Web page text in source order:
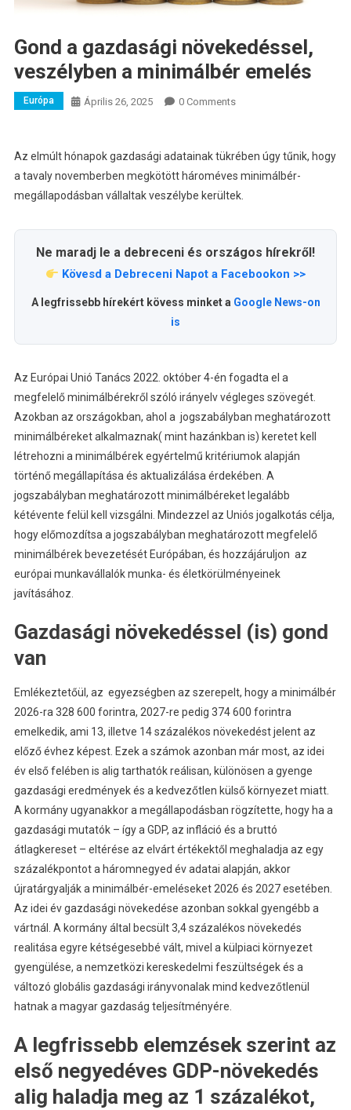
Gond a gazdasági növekedéssel,
veszélyben a minimálbér emelés
Európa Április 26, 2025 0 Comments
Az elmúlt hónapok gazdasági adatainak tükrében úgy tűnik, hogy
a tavaly novemberben megkötött hároméves minimálbér-
megállapodásban vállaltak veszélybe kerültek.
Ne maradj le a debreceni és országos hírekről!
Kövesd a Debreceni Napot a Facebookon >>
A legfrissebb hírekért kövess minket a Google News-on
is
Az Európai Unió Tanács 2022. október 4-én fogadta el a
megfelelő minimálbérekről szóló irányelv végleges szövegét.
Azokban az országokban, ahol a jogszabályban meghatározott
minimálbéreket alkalmaznak( mint hazánkban is) keretet kell
létrehozni a minimálbérek egyértelmű kritériumok alapján
történő megállapítása és aktualizálása érdekében. A
jogszabályban meghatározott minimálbéreket legalább
kétévente felül kell vizsgálni. Mindezzel az Uniós jogalkotás célja,
hogy előmozdítsa a jogszabályban meghatározott megfelelő
minimálbérek bevezetését Európában, és hozzájáruljon az
európai munkavállalók munka- és életkörülményeinek
javításához.
Gazdasági növekedéssel (is) gond
van
Emlékeztetőül, az egyezségben az szerepelt, hogy a minimálbér
2026-ra 328 600 forintra, 2027-re pedig 374 600 forintra
emelkedik, ami 13, illetve 14 százalékos növekedést jelent az
előző évhez képest. Ezek a számok azonban már most, az idei
év első felében is alig tarthatók reálisan, különösen a gyenge
gazdasági eredmények és a kedvezőtlen külső környezet miatt.
A kormány ugyanakkor a megállapodásban rögzítette, hogy ha a
gazdasági mutatók – így a GDP, az infláció és a bruttó
átlagkereset – eltérése az elvárt értékektől meghaladja az egy
százalékpontot a háromnegyed év adatai alapján, akkor
újratárgyalják a minimálbér-emeléseket 2026 és 2027 esetében.
Az idei év gazdasági növekedése azonban sokkal gyengébb a
vártnál. A kormány által becsült 3,4 százalékos növekedés
realitása egyre kétségesebbé vált, mivel a külpiaci környezet
gyengülése, a nemzetközi kereskedelmi feszültségek és a
változó globális gazdasági irányvonalak mind kedvezőtlenül
hatnak a magyar gazdaság teljesítményére.
A legfrissebb elemzések szerint az
első negyedéves GDP-növekedés
alig haladja meg az 1 százalékot,